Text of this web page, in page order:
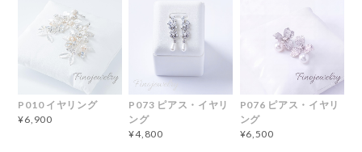
P010 イヤリング
¥6,900
P073 ピアス・イヤリ
ング
¥4,800
P076 ピアス・イヤリ
ング
¥6,500